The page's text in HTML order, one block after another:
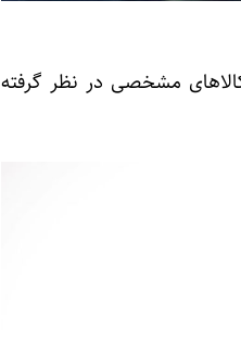
کالاهای مشخصی در نظر گرفته